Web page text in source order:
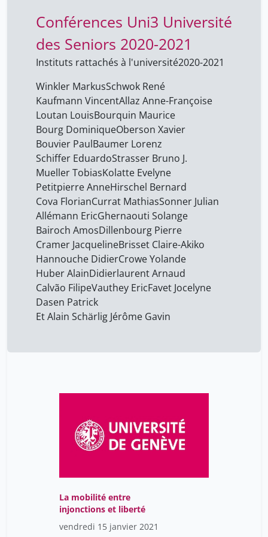
Conférences Uni3 Université
des Seniors 2020-2021
Instituts rattachés à l'université2020-2021
Winkler MarkusSchwok René
Kaufmann VincentAllaz Anne-Françoise
Loutan LouisBourquin Maurice
Bourg DominiqueOberson Xavier
Bouvier PaulBaumer Lorenz
Schiffer EduardoStrasser Bruno J.
Mueller TobiasKolatte Evelyne
Petitpierre AnneHirschel Bernard
Cova FlorianCurrat MathiasSonner Julian
Allémann EricGhernaouti Solange
Bairoch AmosDillenbourg Pierre
Cramer JacquelineBrisset Claire-Akiko
Hannouche DidierCrowe Yolande
Huber AlainDidierlaurent Arnaud
Calvão FilipeVauthey EricFavet Jocelyne
Dasen Patrick
Et Alain Schärlig Jérôme Gavin
La mobilité entre
injonctions et liberté
vendredi 15 janvier 2021